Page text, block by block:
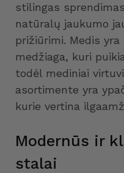
stilingas
natūralų jaukumo
prižiūrimi. Medis
medžiaga, kuri
todėl mediniai
asortimente yra
kurie vertina
Modernūs ir
stalai